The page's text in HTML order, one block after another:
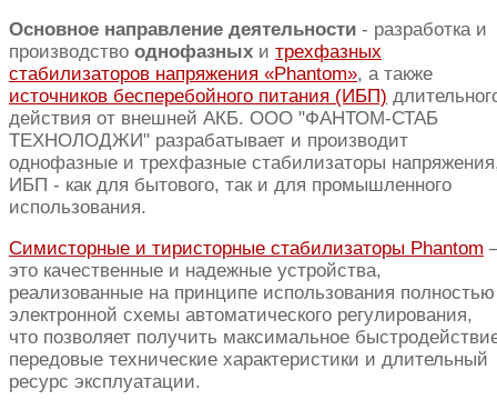
Основное направление деятельности - разработка и
производство однофазных и трехфазных
стабилизаторов напряжения «Phantom», а также
источников бесперебойного питания (ИБП)
действия от внешней АКБ. ООО "ФАНТОМ-СТАБ
ТЕХНОЛОДЖИ" разрабатывает и производит
однофазные и трехфазные стабилизаторы
ИБП - как для бытового, так и для промышленного
использования.
Симисторные и тиристорные стабилизаторы Phantom
это качественные и надежные устройства,
реализованные на принципе использования полностью
электронной схемы автоматического регулирования,
что позволяет получить максимальное
передовые технические характеристики и длительный
ресурс эксплуатации.